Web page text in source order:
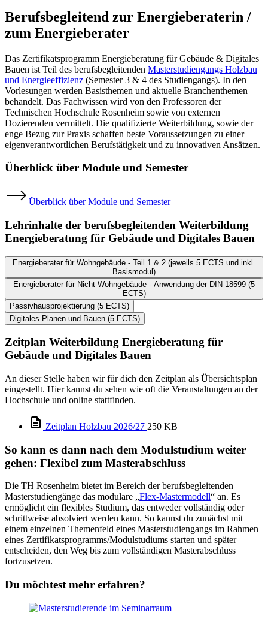
Berufsbegleitend zur Energieberaterin /
zum Energieberater
Das Zertifikatsprogramm Energieberatung für Gebäude & Digitales
Bauen ist Teil des berufsbegleitenden Masterstudiengangs Holzbau
und Energieeffizienz (Semester 3 & 4 des Studiengangs). In den
Vorlesungen werden Basisthemen und aktuelle Branchenthemen
behandelt. Das Fachwissen wird von den Professoren der
Technischen Hochschule Rosenheim sowie von externen
Dozierenden vermittelt. Die qualifizierte Weiterbildung, sowie der
enge Bezug zur Praxis schaffen beste Voraussetzungen zu einer
eigenverantwortlichen Berufstätigkeit und zu innovativen Ansätzen.
Überblick über Module und Semester
Überblick über Module und Semester
Lehrinhalte der berufsbegleitenden Weiterbildung
Energieberatung für Gebäude und Digitales Bauen
Energieberater für Wohngebäude - Teil 1 & 2 (jeweils 5 ECTS und inkl.
Basismodul)
Energieberater für Nicht-Wohngebäude - Anwendung der DIN 18599 (5
ECTS)
Passivhausprojektierung (5 ECTS)
Digitales Planen und Bauen (5 ECTS)
Zeitplan Weiterbildung Energieberatung für
Gebäude und Digitales Bauen
An dieser Stelle haben wir für dich den Zeitplan als Übersichtsplan
eingestellt. Hier kannst du sehen wie oft die Veranstaltungen an der
Hochschule und online stattfinden.
Zeitplan Holzbau 2026/27 250 KB
So kann es dann nach dem Modulstudium weiter
gehen: Flexibel zum Masterabschluss
Die TH Rosenheim bietet im Bereich der berufsbegleitenden
Masterstudiengänge das modulare „Flex-Mastermodell“ an. Es
ermöglicht ein flexibles Studium, das entweder vollständig oder
schrittweise absolviert werden kann. So kannst du zunächst mit
einem einzelnen Themenfeld eines Masterstudiengangs im Rahmen
eines Zertifikatsprogramms/Modulstudiums starten und später
entscheiden, den Weg bis zum vollständigen Masterabschluss
fortzusetzen.
Du möchtest mehr erfahren?